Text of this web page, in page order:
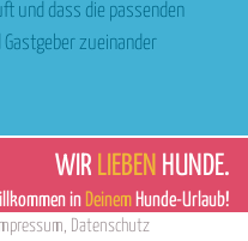
und dass die passenden
zueinander
WIR LIEBEN HUNDE.
in Deinem Hunde-Urlaub!
Impressum, Datenschutz